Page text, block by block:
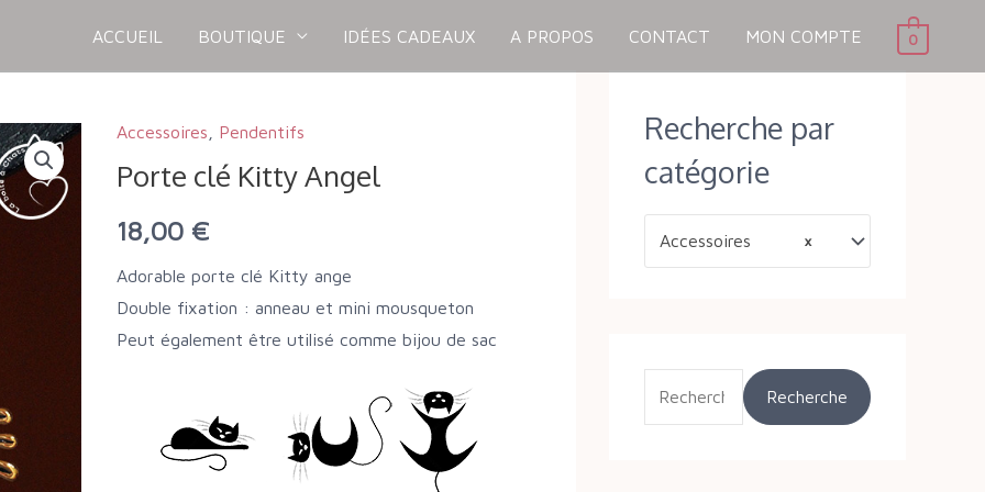
ACCUEIL BOUTIQUE IDÉES CADEAUX A PROPOS CONTACT MON COMPTE 0
Accessoires Pendentifs
Porte clé Kitty Angel
18,00 €
Adorable porte clé Kitty ange
Double fixation : anneau et mini mousqueton
Peut également être utilisé comme bijou de sac
quantité
de
clé
Recherche par
catégorie
×
Accessoires
e
r
e
Recherche